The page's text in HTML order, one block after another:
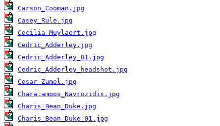
Carson_Cooman.jpg
Casey_Rule.jpg
Cecilia_Muylaert.jpg
Cedric_Adderley.jpg
Cedric_Adderley_01.jpg
Cedric_Adderley_headshot.jpg
Cesar_Zumel.jpg
Charalampos_Navrozidis.jpg
Charis_Bean_Duke.jpg
Charis_Bean_Duke_01.jpg